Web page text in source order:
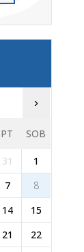
›
PT SOB
31
1
7
8
14
15
21
22